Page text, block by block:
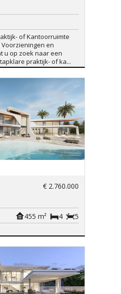
of Kantoorruimte
en
u op zoek naar een
praktijk- of ka...
€ 2.760.000
5
4
455 m²